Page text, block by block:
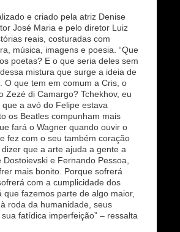
e criado pela atriz Denise
José Maria e pelo diretor Luiz
reais, costuradas com
música, imagens e poesia. “Que
poetas? E o que seria deles sem
mistura que surge a ideia de
O que tem em comum a Cris, o
Zezé di Camargo? Tchekhov, eu
a avó do Felipe estava
os Beatles compunham mais
fará o Wagner quando ouvir o
fez com o seu também coração
que a arte ajuda a gente a
e Fernando Pessoa,
mais bonito. Porque sofrerá
com a cumplicidade dos
que fazemos parte de algo maior,
roda da humanidade, seus
fatídica imperfeição” – ressalta